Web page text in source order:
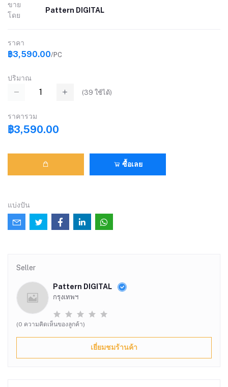
ขาย
โดย
Pattern DIGITAL
ราคา
฿3,590.00/PC
ปริมาณ
(39 ใช้ได้)
ราคารวม
฿3,590.00
ซื้อเลย
แบ่งปัน
Seller
Pattern DIGITAL
กรุงเทพฯ
(0 ความคิดเห็นของลูกค้า)
เยี่ยมชมร้านค้า